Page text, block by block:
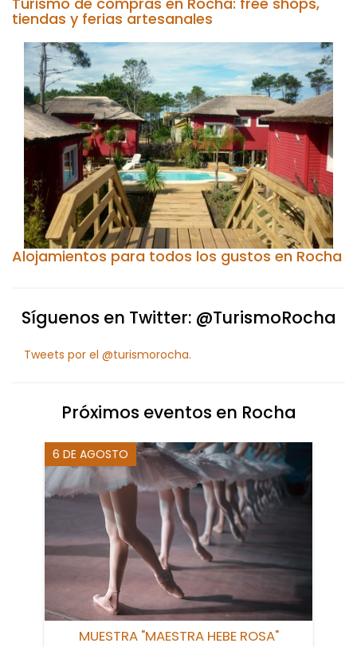
tiendas y ferias artesanales
Alojamientos para todos los gustos en Rocha
Síguenos en Twitter: @TurismoRocha
Tweets por el @turismorocha.
Próximos eventos en Rocha
6 DE AGOSTO
MUESTRA "MAESTRA HEBE ROSA"